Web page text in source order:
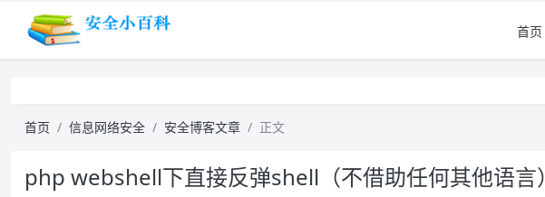
首页
首页 信息网络安全 安全博客文章 正文
php webshell下直接反弹shell（不借助任何其他语言）